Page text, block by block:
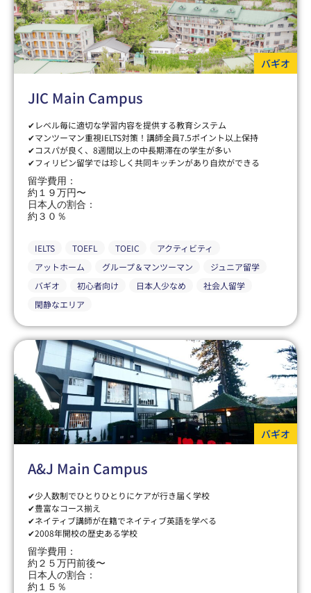
バギオ
JIC Main Campus
✔レベル毎に適切な学習内容を提供する教育システム
✔マンツーマン重視IELTS対策！講師全員7.5ポイント以上保持
✔コスパが良く、8週間以上の中長期滞在の学生が多い
✔フィリピン留学では珍しく共同キッチンがあり自炊ができる
留学費用：
約１９万円〜
日本人の割合：
約３０％
IELTS TOEFL TOEIC
アクティビティ
アットホーム
グループ＆マンツーマン
ジュニア留学
バギオ
初心者向け 日本人少なめ
社会人留学
閑静なエリア
バギオ
A&J Main Campus
✔少人数制でひとりひとりにケアが行き届く学校
✔豊富なコース揃え
✔ネイティブ講師が在籍でネイティブ英語を学べる
✔2008年開校の歴史ある学校
留学費用：
約２５万円前後〜
日本人の割合：
約１５％